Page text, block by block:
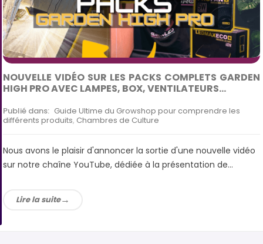
NOUVELLE VIDÉO SUR LES PACKS COMPLETS GARDEN
HIGH PRO AVEC LAMPES, BOX, VENTILATEURS...
Publié dans: Guide Ultime du Growshop pour comprendre les
différents produits, Chambres de Culture
Nous avons le plaisir d'annoncer la sortie d'une nouvelle vidéo
sur notre chaîne YouTube, dédiée à la présentation de...
Lire la suite